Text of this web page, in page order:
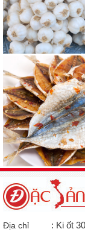
Địa chỉ
: Ki ốt